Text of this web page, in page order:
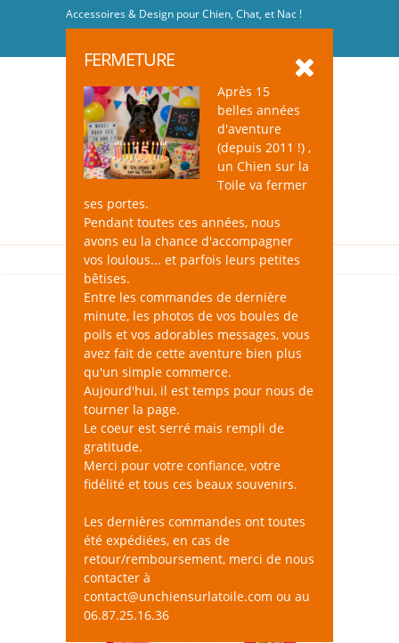
Accessoires & Design pour Chien, Chat, et Nac !
FERMETURE
Après 15
belles années
d'aventure
(depuis 2011 !) ,
un Chien sur la
Toile va fermer
ses portes.
Pendant toutes ces années, nous
avons eu la chance d'accompagner
vos loulous... et parfois leurs petites
bêtises.
Entre les commandes de dernière
minute, les photos de vos boules de
poils et vos adorables messages, vous
avez fait de cette aventure bien plus
qu'un simple commerce.
Aujourd'hui, il est temps pour nous de
tourner la page.
Le coeur est serré mais rempli de
gratitude.
Merci pour votre confiance, votre
fidélité et tous ces beaux souvenirs.
Les dernières commandes ont toutes
été expédiées, en cas de
retour/remboursement, merci de nous
contacter à
contact@unchiensurlatoile.com ou au
06.87.25.16.36
Nouveautés CHAT
un Chien sur la Toile déniche pour votre
chat les dernières nouveautés spécialement
conçues pour lui. Venez découvrir ce qui
vient de sortir dans l'univers félin et qui va
faire craquer votre petit fauve !
Lire la suite